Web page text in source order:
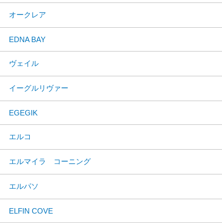
オークレア
EDNA BAY
ヴェイル
イーグルリヴァー
EGEGIK
エルコ
エルマイラ コーニング
エルパソ
ELFIN COVE